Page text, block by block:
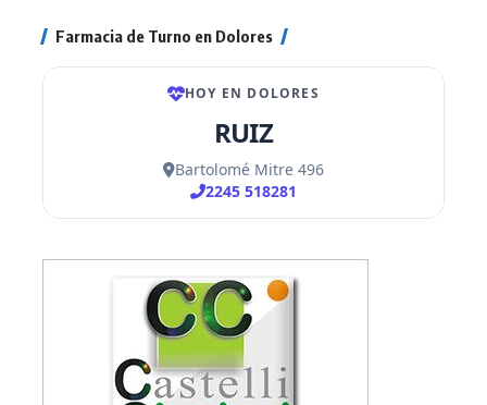
Farmacia de Turno en Dolores